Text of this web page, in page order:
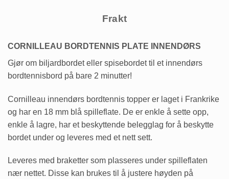
Frakt
CORNILLEAU BORDTENNIS PLATE INNENDØRS
Gjør om biljardbordet eller spisebordet til et innendørs
bordtennisbord på bare 2 minutter!
Cornilleau innendørs bordtennis topper er laget i Frankrike
og har en 18 mm blå spilleflate. De er enkle å sette opp,
enkle å lagre, har et beskyttende belegglag for å beskytte
bordet under og leveres med et nett sett.
Leveres med braketter som plasseres under spilleflaten
nær nettet. Disse kan brukes til å justere høyden på